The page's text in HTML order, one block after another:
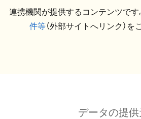
連携機関が提供するコンテンツです
件等（外部サイトへリンク）を
データの提供